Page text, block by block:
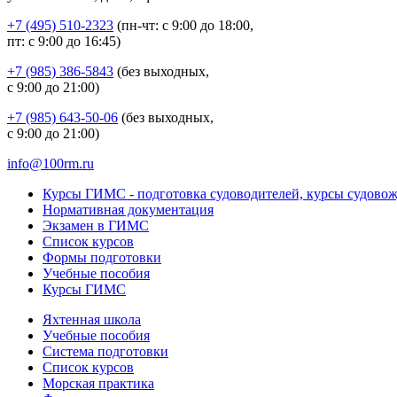
+7 (495) 510-2323 (пн-чт: с 9:00 до 18:00,
пт: с 9:00 до 16:45)
+7 (985) 386-5843 (без выходных,
с 9:00 до 21:00)
+7 (985) 643-50-06 (без выходных,
с 9:00 до 21:00)
info@100rm.ru
Курсы ГИМС - подготовка судоводителей, курсы
Нормативная документация
Экзамен в ГИМС
Список курсов
Формы подготовки
Учебные пособия
Курсы ГИМС
Яхтенная школа
Учебные пособия
Cистема подготовки
Список курсов
Морская практика